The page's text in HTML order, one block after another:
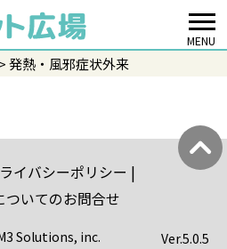
MENU
発熱・風邪症状外来
イバシーポリシー
ついてのお問合せ
Solutions, inc. Ver.5.0.5